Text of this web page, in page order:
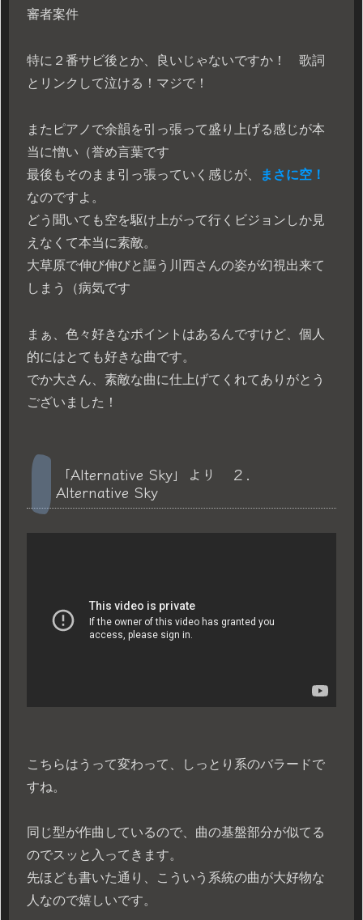
審者案件
特に２番サビ後とか、良いじゃないですか！ 歌詞
とリンクして泣ける！マジで！
またピアノで余韻を引っ張って盛り上げる感じが本
当に憎い（誉め言葉です
最後もそのまま引っ張っていく感じが、
まさに空！
なのですよ。
どう聞いても空を駆け上がって行くビジョンしか見
えなくて本当に素敵。
大草原で伸び伸びと謳う川西さんの姿が幻視出来て
しまう（病気です
まぁ、色々好きなポイントはあるんですけど、個人
的にはとても好きな曲です。
でか大さん、素敵な曲に仕上げてくれてありがとう
ございました！
「Alternative Sky」より ２．
Alternative Sky
こちらはうって変わって、しっとり系のバラードで
すね。
同じ型が作曲しているので、曲の基盤部分が似てる
のでスッと入ってきます。
先ほども書いた通り、こういう系統の曲が大好物な
人なので嬉しいです。